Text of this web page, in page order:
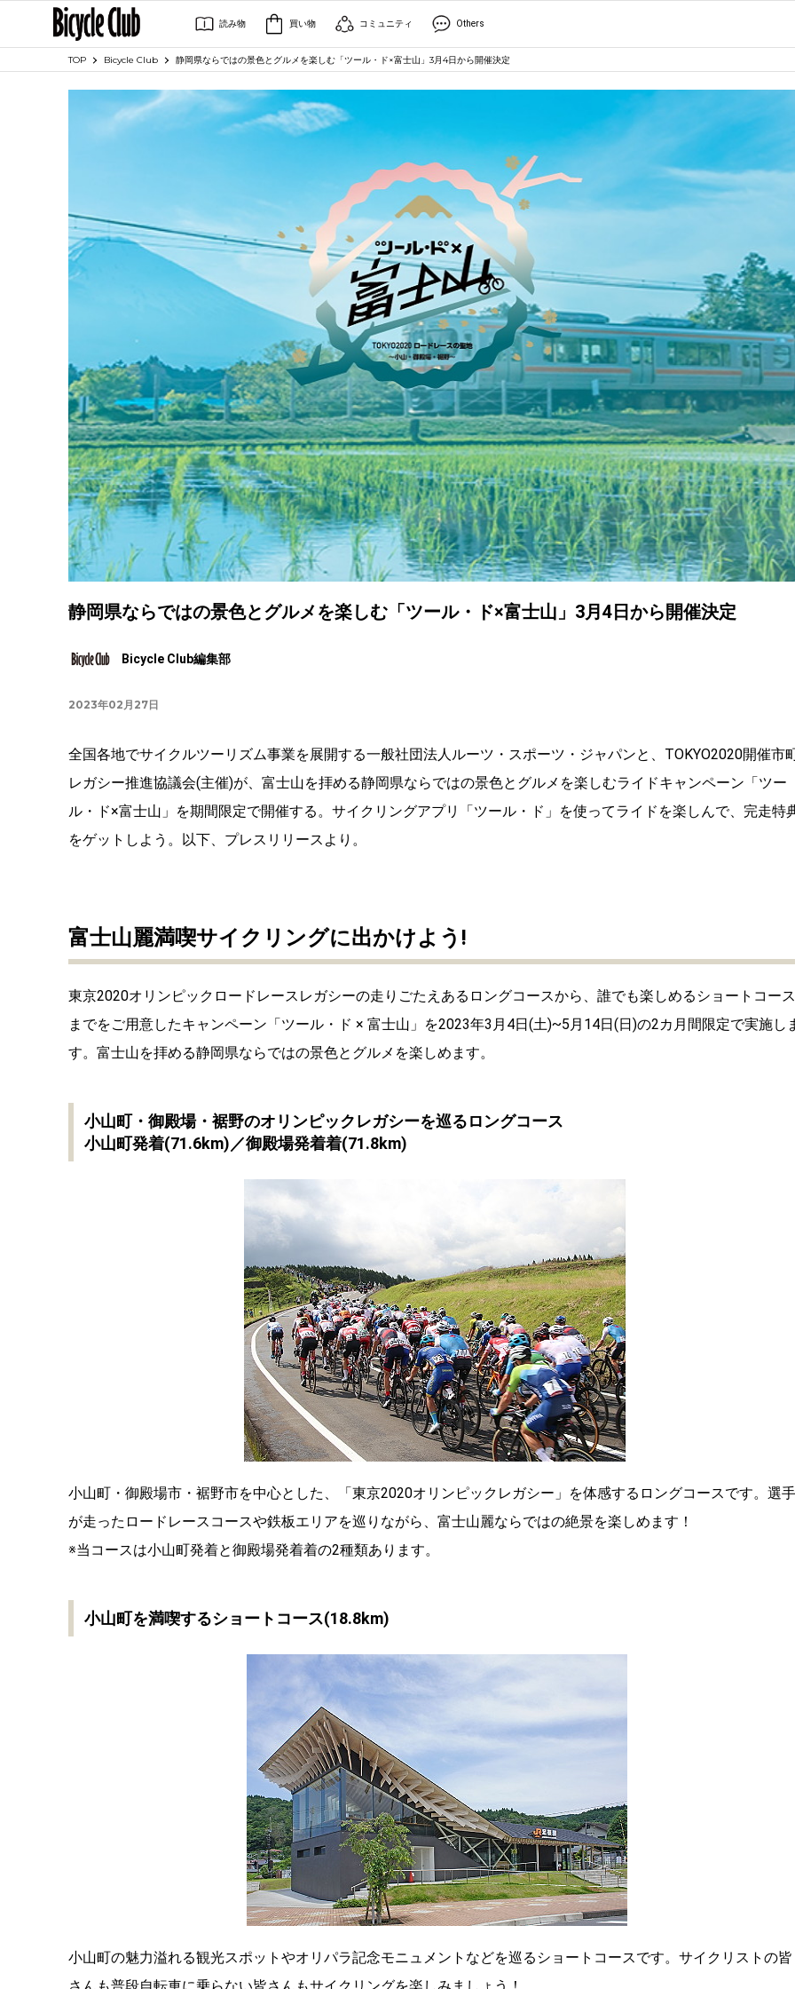
読み物 買い物 コミュニティ Others
TOP Bicycle Club 静岡県ならではの景色とグルメを楽しむ「ツール・ド×富士山」3月4日から開催決定
静岡県ならではの景色とグルメを楽しむ「ツール・ド×富士山」3月4日から開催決定
Bicycle Club編集部
2023年02月27日
全国各地でサイクルツーリズム事業を展開する一般社団法人ルーツ・スポーツ・ジャパンと、TOKYO2020開催市
レガシー推進協議会(主催)が、富士山を拝める静岡県ならではの景色とグルメを楽しむライドキャンペーン「ツー
ル・ド×富士山」を期間限定で開催する。サイクリングアプリ「ツール・ド」を使ってライドを楽しんで、完走特
をゲットしよう。以下、プレスリリースより。
富士山麗満喫サイクリングに出かけよう!
東京2020オリンピックロードレースレガシーの走りごたえあるロングコースから、誰でも楽しめるショートコース
までをご用意したキャンペーン「ツール・ド × 富士山」を2023年3月4日(土)~5月14日(日)の2カ月間限定で実施し
す。富士山を拝める静岡県ならではの景色とグルメを楽しめます。
小山町・御殿場・裾野のオリンピックレガシーを巡るロングコース
小山町発着(71.6km)／御殿場発着着(71.8km)
小山町・御殿場市・裾野市を中心とした、「東京2020オリンピックレガシー」を体感するロングコースです。選手
が走ったロードレースコースや鉄板エリアを巡りながら、富士山麗ならではの絶景を楽しめます！
※当コースは小山町発着と御殿場発着着の2種類あります。
小山町を満喫するショートコース(18.8km)
小山町の魅力溢れる観光スポットやオリパラ記念モニュメントなどを巡るショートコースです。サイクリストの皆
さんも普段自転車に乗らない皆さんもサイクリングを楽しみましょう！